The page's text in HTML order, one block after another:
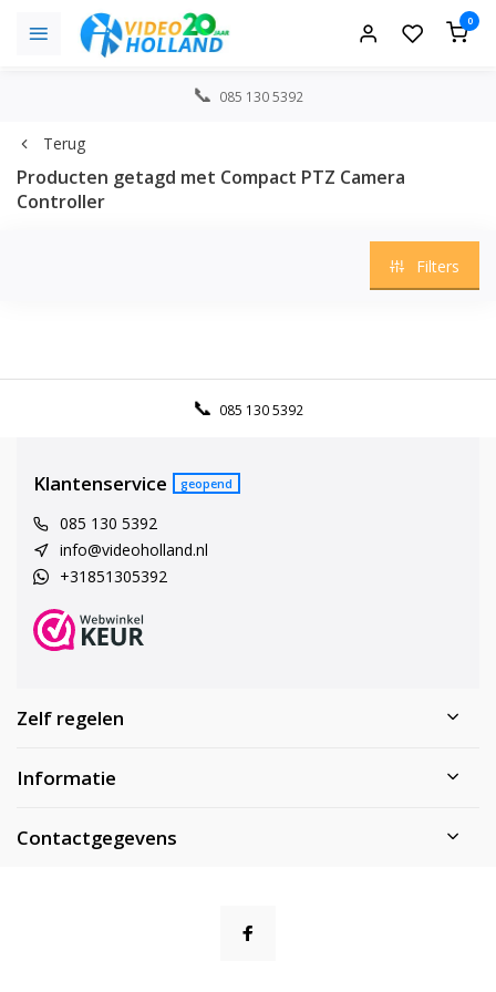
0
085 130 5392
Terug
Producten getagd met Compact PTZ Camera
Controller
Filters
085 130 5392
Klantenservice geopend
085 130 5392
info@videoholland.nl
+31851305392
Zelf regelen
Informatie
Contactgegevens